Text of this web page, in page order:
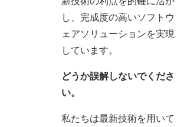
し、完成度の高いソフトウ
ェアソリューションを実現
しています。
どうか誤解しないでくださ
い。
私たちは最新技術を用いて